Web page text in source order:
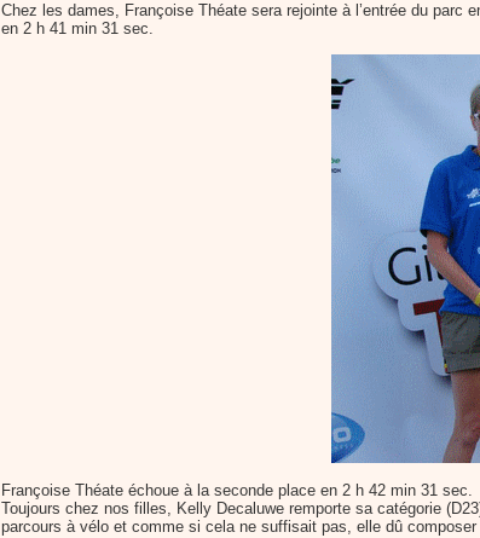
Chez les dames, Françoise Théate sera rejointe à l’entrée du
en 2 h 41 min 31 sec.
Françoise Théate échoue à la seconde place en 2 h 42 min 31 sec.
Toujours chez nos filles, Kelly Decaluwe remporte sa catégorie
parcours à vélo et comme si cela ne suffisait pas, elle dû